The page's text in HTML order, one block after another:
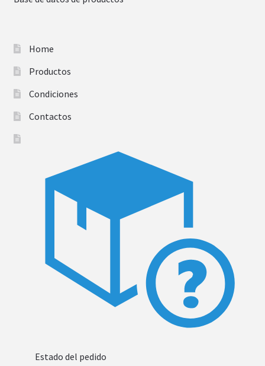
Home
Productos
Condiciones
Contactos
Estado del pedido